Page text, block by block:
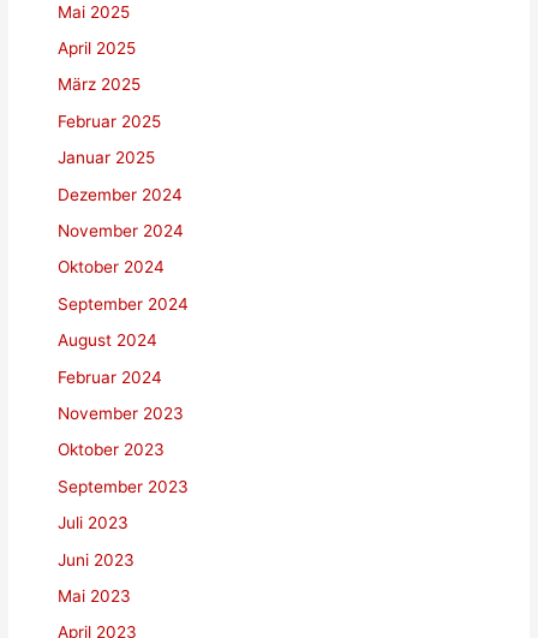
Mai 2025
April 2025
März 2025
Februar 2025
Januar 2025
Dezember 2024
November 2024
Oktober 2024
September 2024
August 2024
Februar 2024
November 2023
Oktober 2023
September 2023
Juli 2023
Juni 2023
Mai 2023
April 2023